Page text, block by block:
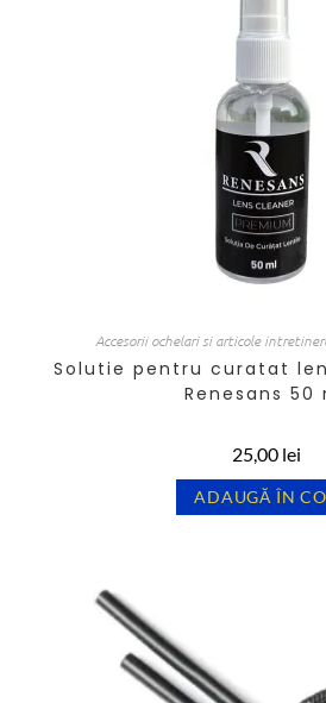
Accesorii ochelari si articole
Solutie pentru curatat
Renesans 50
25,00 lei
ADAUGĂ ÎN